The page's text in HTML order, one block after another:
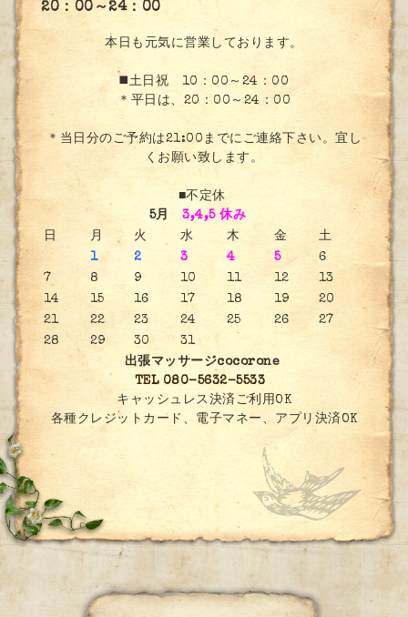
20：00～24：00
本日も元気に営業しております。
◼️土日祝 10：00～24：00
＊平日は、20：00～24：00
＊当日分のご予約は21:00までにご連絡下さい。宜し
くお願い致します。
■不定休
5月 3,4,5 休み
日
月 火 水 木 金
土
1
2 3 4 5
6
7
8 9 10 11 12
13
14
15 16 17 18 19
20
21
22 23 24 25 26
27
28
29 30
31
出張マッサージcocorone
TEL 080-5632-5533
キャッシュレス決済ご利用OK
各種クレジットカード、電子マネー、アプリ決済OK